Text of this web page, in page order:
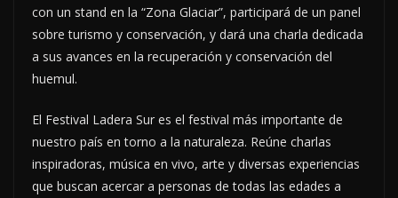
con un stand en la “Zona Glaciar”, participará de un panel
sobre turismo y conservación, y dará una charla dedicada
a sus avances en la recuperación y conservación del
huemul.
El Festival Ladera Sur es el festival más importante de
nuestro país en torno a la naturaleza. Reúne charlas
inspiradoras, música en vivo, arte y diversas experiencias
que buscan acercar a personas de todas las edades a